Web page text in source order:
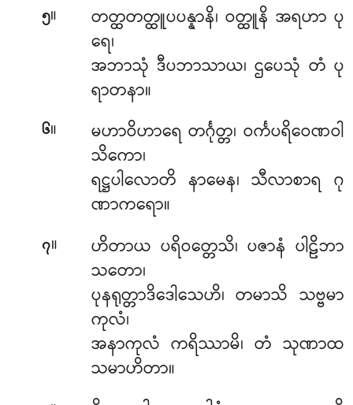
၅။ တတ္ထတတ္ထူပပန္နာနိ၊ ဝတ္ထူနိ အရဟာ ပု
ရေ၊
အဘာသုံ ဒီပဘာသာယ၊ ဌပေသုံ တံ ပု
ရာတနာ။
၆။
မဟာဝိဟာရေ တင်္ဂုတ္တ၊ ဝင်္ကပရိဝေဏဝါ
သိကော၊
ရဋ္ဌပါလောတိ နာမေန၊ သီလာစာရ ဂု
ဏာကရော။
၇။
ဟိတာယ ပရိဝတ္တေသိ၊ ပဇာနံ ပါဠိဘာ
သတော၊
ပုနရုတ္တာဒိဒေါသေဟိ၊ တမာသိ သဗ္ဗမာ
ကုလံ၊
အနာကုလံ ကရိဿာမိ၊ တံ သုဏာထ
သမာဟိတာ။